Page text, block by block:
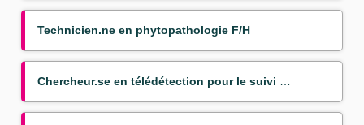
Technicien.ne en phytopathologie F/H